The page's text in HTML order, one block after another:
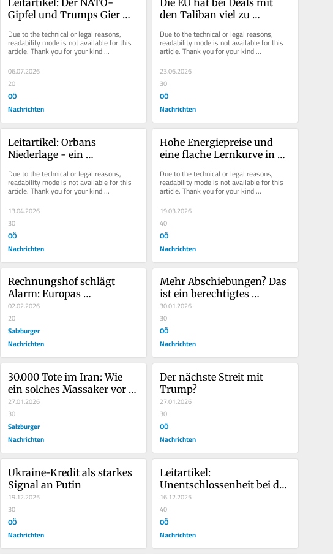
Gipfel und Trumps Gier
Due to the technical or legal reasons,
readability mode is not available for this
article. Thank you for your kind
understanding.
06.07.2026
20
OÖ
Nachrichten
den Taliban viel zu
Due to the technical or legal reasons,
readability mode is not available for this
article. Thank you for your kind
understanding.
23.06.2026
30
OÖ
Nachrichten
Leitartikel: Orbans
Niederlage - ein
für Rechtspopulisten in
ganz Europa
Due to the technical or legal reasons,
readability mode is not available for this
article. Thank you for your kind
understanding.
13.04.2026
30
OÖ
Nachrichten
Hohe Energiepreise und
eine flache Lernkurve in
Due to the technical or legal reasons,
readability mode is not available for this
article. Thank you for your kind
understanding.
19.03.2026
40
OÖ
Nachrichten
Rechnungshof schlägt
Alarm: Europas
Energiewende hängt von
wenigen
Rohstofflieferanten aus
dem Ausland ab
02.02.2026
20
Salzburger
Nachrichten
Mehr Abschiebungen? Das
ist ein berechtigtes
Anliegen
30.01.2026
30
OÖ
Nachrichten
30.000 Tote im Iran: Wie
ein solches Massaker vor
der Welt verborgen bleiben
kann
27.01.2026
30
Salzburger
Nachrichten
Der nächste Streit mit
Trump?
27.01.2026
30
OÖ
Nachrichten
Ukraine-Kredit als starkes
Signal an Putin
19.12.2025
30
OÖ
Nachrichten
Leitartikel:
Unentschlossenheit bei der
grünen Wende
16.12.2025
40
OÖ
Nachrichten